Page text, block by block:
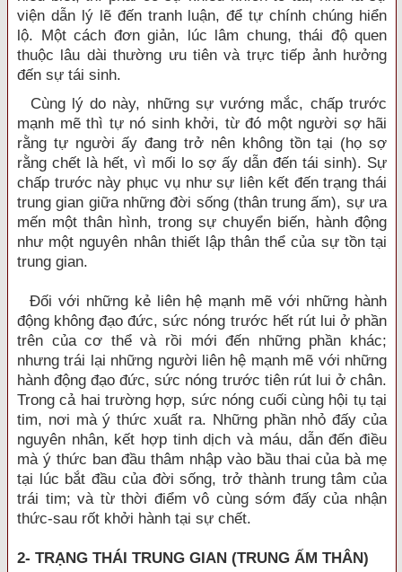
viện dẫn lý lẽ đến tranh luận, để tự chính chúng hiển
lộ. Một cách đơn giản, lúc lâm chung, thái độ quen
thuộc lâu dài thường ưu tiên và trực tiếp ảnh hưởng
đến sự tái sinh.
Cùng lý do này, những sự vướng mắc, chấp trước
mạnh mẽ thì tự nó sinh khởi, từ đó một người sợ hãi
rằng tự người ấy đang trở nên không tồn tại (họ sợ
rằng chết là hết, vì mối lo sợ ấy dẫn đến tái sinh). Sự
chấp trước này phục vụ như sự liên kết đến trạng thái
trung gian giữa những đời sống (thân trung ấm), sự ưa
mến một thân hình, trong sự chuyển biến, hành động
như một nguyên nhân thiết lập thân thể của sự tồn tại
trung gian.
Đối với những kẻ liên hệ mạnh mẽ với những hành
động không đạo đức, sức nóng trước hết rút lui ở phần
trên của cơ thể và rồi mới đến những phần khác;
nhưng trái lại những người liên hệ mạnh mẽ với những
hành động đạo đức, sức nóng trước tiên rút lui ở chân.
Trong cả hai trường hợp, sức nóng cuối cùng hội tụ tại
tim, nơi mà ý thức xuất ra. Những phần nhỏ đấy của
nguyên nhân, kết hợp tinh dịch và máu, dẫn đến điều
mà ý thức ban đầu thâm nhập vào bầu thai của bà mẹ
tại lúc bắt đầu của đời sống, trở thành trung tâm của
trái tim; và từ thời điểm vô cùng sớm đấy của nhận
thức-sau rốt khởi hành tại sự chết.
2- TRẠNG THÁI TRUNG GIAN (TRUNG ẤM THÂN)